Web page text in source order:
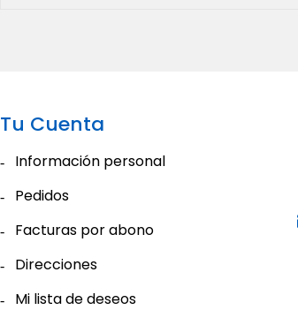
Tu Cuenta
Información personal
Pedidos
Facturas por abono
Direcciones
Mi lista de deseos